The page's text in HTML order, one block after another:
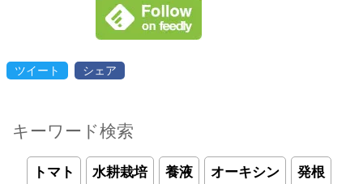
ツイート シェア
キーワード検索
トマト 水耕栽培 養液 オーキシン 発根